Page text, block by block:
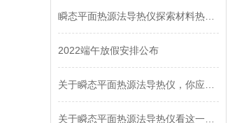
2022端午放假安排公布